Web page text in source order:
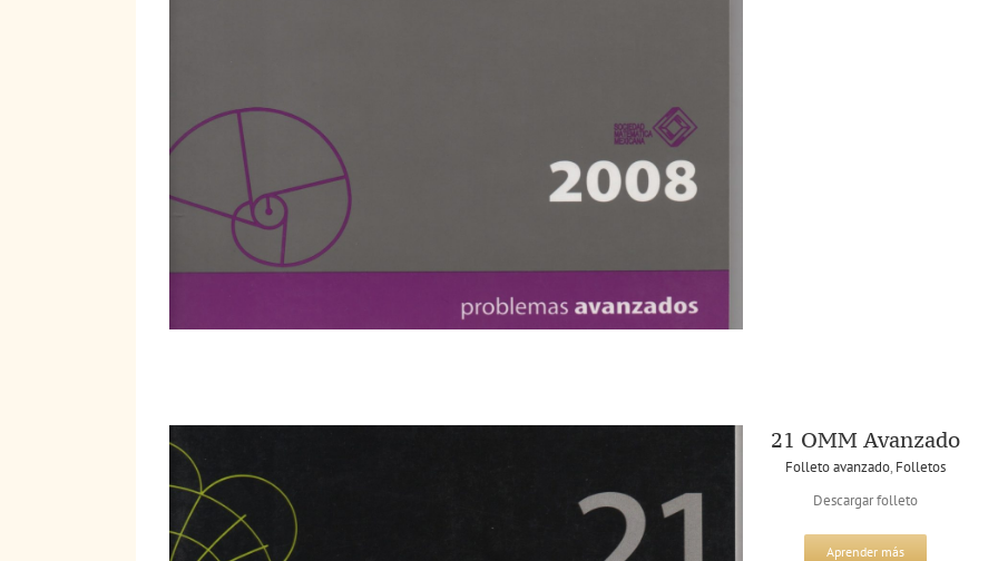
21 OMM Avanzado
Folleto avanzado, Folletos
Descargar folleto
Aprender más